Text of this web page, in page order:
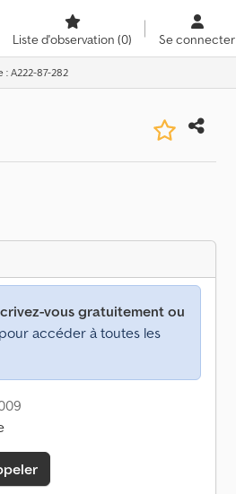
Liste d'observation (0) Se connecter
: A222-87-282
vous gratuitement ou
pour accéder à toutes les